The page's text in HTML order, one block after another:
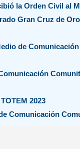
la Orden Civil al
Gran Cruz de
de
2023
Comunicación